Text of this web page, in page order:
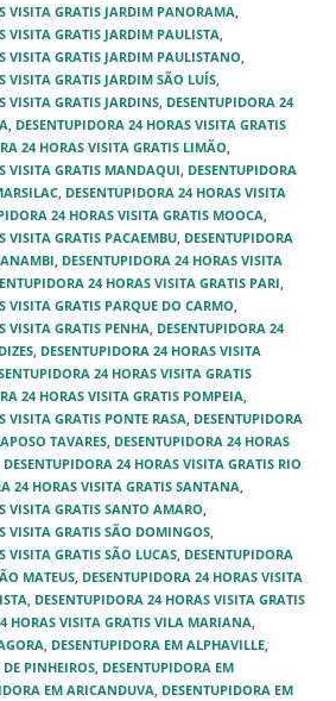
VISITA GRATIS JARDIM PANORAMA,
VISITA GRATIS JARDIM PAULISTA,
VISITA GRATIS JARDIM PAULISTANO,
VISITA GRATIS JARDIM SÃO LUÍS‎,
VISITA GRATIS JARDINS, DESENTUPIDORA 24
, DESENTUPIDORA 24 HORAS VISITA GRATIS
24 HORAS VISITA GRATIS LIMÃO‎,
VISITA GRATIS MANDAQUI, DESENTUPIDORA
, DESENTUPIDORA 24 HORAS VISITA
24 HORAS VISITA GRATIS MOOCA,
VISITA GRATIS PACAEMBU, DESENTUPIDORA
, DESENTUPIDORA 24 HORAS VISITA
24 HORAS VISITA GRATIS PARI‎,
VISITA GRATIS PARQUE DO CARMO‎,
VISITA GRATIS PENHA‎, DESENTUPIDORA 24
, DESENTUPIDORA 24 HORAS VISITA
24 HORAS VISITA GRATIS
24 HORAS VISITA GRATIS POMPEIA,
VISITA GRATIS PONTE RASA‎, DESENTUPIDORA
TAVARES‎, DESENTUPIDORA 24 HORAS
DESENTUPIDORA 24 HORAS VISITA GRATIS RIO
24 HORAS VISITA GRATIS SANTANA‎,
VISITA GRATIS SANTO AMARO,
VISITA GRATIS SÃO DOMINGOS‎,
VISITA GRATIS SÃO LUCAS‎, DESENTUPIDORA
MATEUS, DESENTUPIDORA 24 HORAS VISITA
, DESENTUPIDORA 24 HORAS VISITA GRATIS
HORAS VISITA GRATIS VILA MARIANA,
, DESENTUPIDORA EM ALPHAVILLE,
PINHEIROS‎, DESENTUPIDORA EM
EM ARICANDUVA‎, DESENTUPIDORA EM